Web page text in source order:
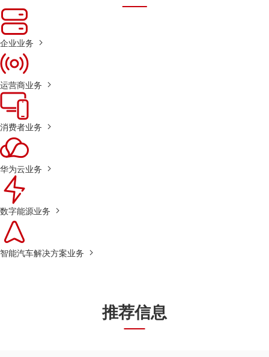
企业业务
运营商业务
消费者业务
华为云业务
数字能源业务
智能汽车解决方案业务
推荐信息